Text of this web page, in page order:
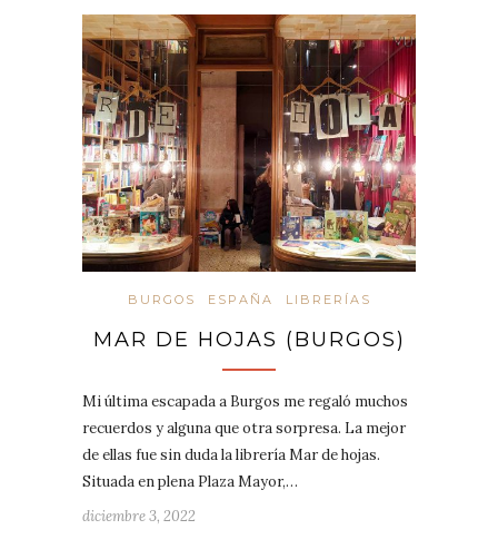
BURGOS ESPAÑA LIBRERÍAS
MAR DE HOJAS (BURGOS)
Mi última escapada a Burgos me regaló muchos
recuerdos y alguna que otra sorpresa. La mejor
de ellas fue sin duda la librería Mar de hojas.
Situada en plena Plaza Mayor,…
diciembre 3, 2022